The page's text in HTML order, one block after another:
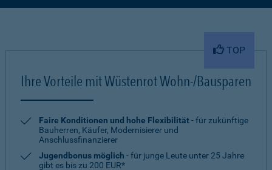
TOP
Ihre Vorteile mit Wüstenrot Wohn-/Bausparen
Faire Konditionen und hohe Flexibilität- für zukünftige
Bauherren, Käufer, Modernisierer und
Anschlussfinanzierer
Jugendbonus möglich - für junge Leute unter 25 Jahre
gibt es bis zu 200 EUR*